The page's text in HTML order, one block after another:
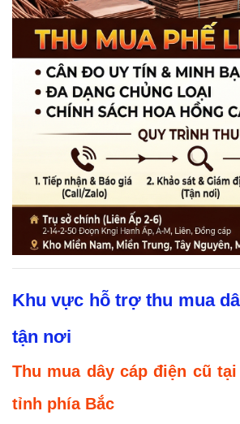
Khu vực hỗ trợ thu mua
tận nơi
Thu mua dây cáp điện cũ
tỉnh phía Bắc